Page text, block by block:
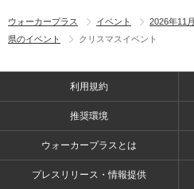
ウォーカープラス イベント 2026年11月
県のイベント
クリスマスイベント
利用規約
推奨環境
ウォーカープラスとは
プレスリリース・情報提供